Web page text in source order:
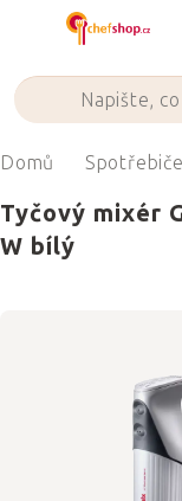
Domů Spotřebiče
Tyčový mixér
W bílý